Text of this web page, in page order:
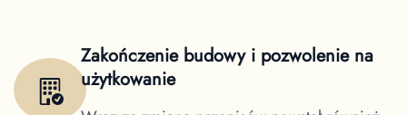
Zakończenie budowy i pozwolenie na
użytkowanie